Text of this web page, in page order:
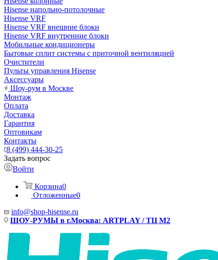
Hisense напольно-потолочные
Hisense VRF
Hisense VRF внешние блоки
Hisense VRF внутренние блоки
Мобильные кондиционеры
Бытовые сплит системы с приточной вентиляцией
Очистители
Пульты управления Hisense
Аксессуары
Шоу-рум в Москве
Монтаж
Оплата
Доставка
Гарантия
Оптовикам
Контакты
8 (499) 444-30-25
Задать вопрос
Войти
Корзина0
Отложенные0
info@shop-hisense.ru
ШОУ-РУМЫ в г.Москва: ARTPLAY / ТЦ М2